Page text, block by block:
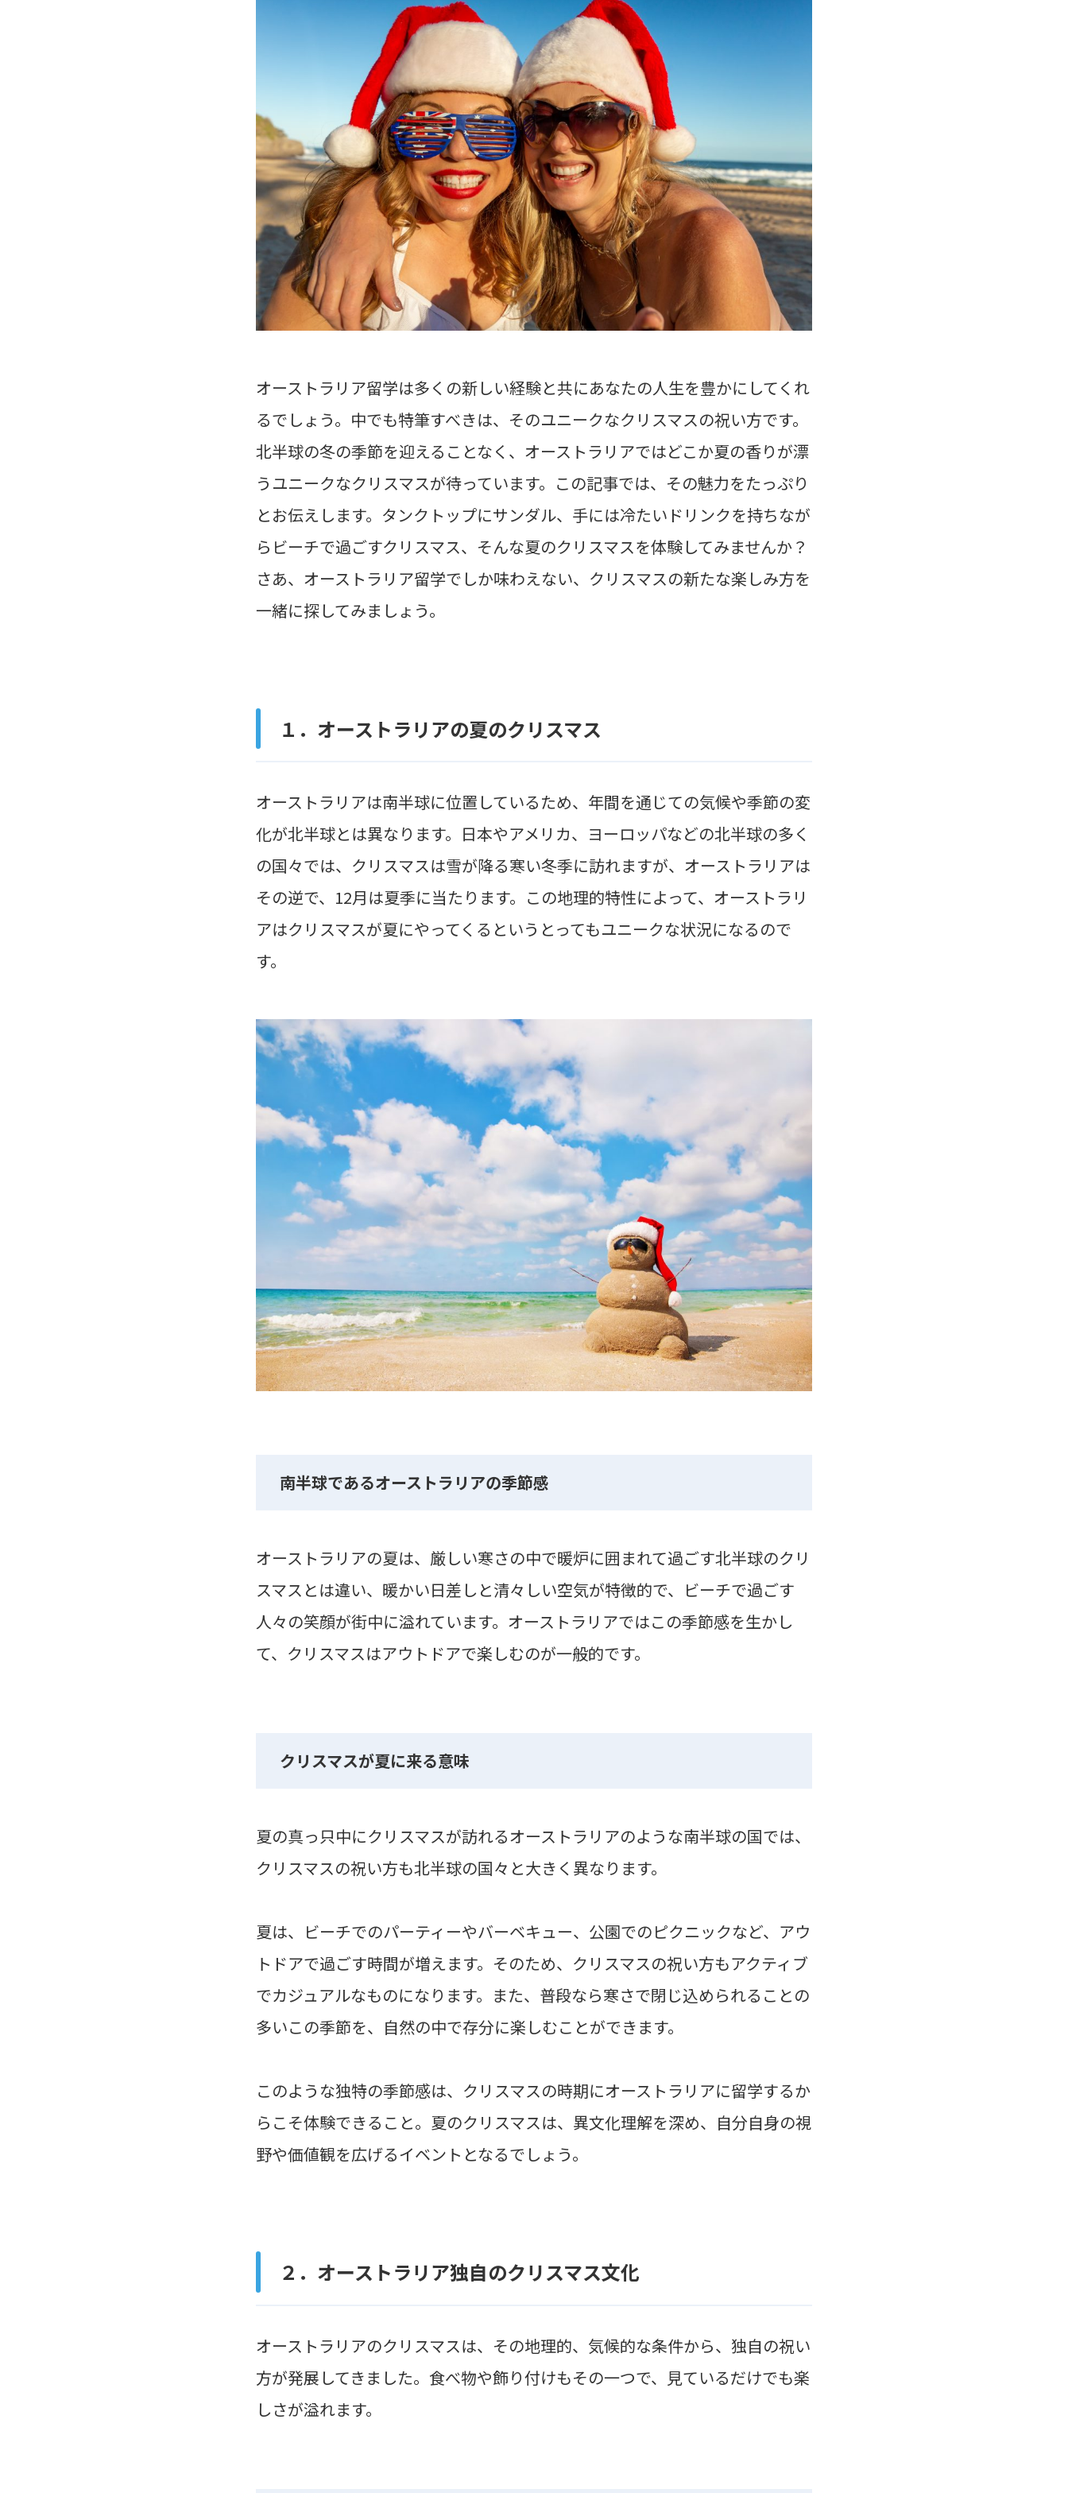
オーストラリア留学は多くの新しい経験と共にあなたの人生を豊かにしてくれ
るでしょう。中でも特筆すべきは、そのユニークなクリスマスの祝い方です。
北半球の冬の季節を迎えることなく、オーストラリアではどこか夏の香りが漂
うユニークなクリスマスが待っています。この記事では、その魅力をたっぷり
とお伝えします。タンクトップにサンダル、手には冷たいドリンクを持ちなが
らビーチで過ごすクリスマス、そんな夏のクリスマスを体験してみませんか？
さあ、オーストラリア留学でしか味わえない、クリスマスの新たな楽しみ方を
一緒に探してみましょう。
１．オーストラリアの夏のクリスマス
オーストラリアは南半球に位置しているため、年間を通じての気候や季節の変
化が北半球とは異なります。日本やアメリカ、ヨーロッパなどの北半球の多く
の国々では、クリスマスは雪が降る寒い冬季に訪れますが、オーストラリアは
その逆で、12月は夏季に当たります。この地理的特性によって、オーストラリ
アはクリスマスが夏にやってくるというとってもユニークな状況になるので
す。
南半球であるオーストラリアの季節感
オーストラリアの夏は、厳しい寒さの中で暖炉に囲まれて過ごす北半球のクリ
スマスとは違い、暖かい日差しと清々しい空気が特徴的で、ビーチで過ごす
人々の笑顔が街中に溢れています。オーストラリアではこの季節感を生かし
て、クリスマスはアウトドアで楽しむのが一般的です。
クリスマスが夏に来る意味
夏の真っ只中にクリスマスが訪れるオーストラリアのような南半球の国では、
クリスマスの祝い方も北半球の国々と大きく異なります。
夏は、ビーチでのパーティーやバーベキュー、公園でのピクニックなど、アウ
トドアで過ごす時間が増えます。そのため、クリスマスの祝い方もアクティブ
でカジュアルなものになります。また、普段なら寒さで閉じ込められることの
多いこの季節を、自然の中で存分に楽しむことができます。
このような独特の季節感は、クリスマスの時期にオーストラリアに留学するか
らこそ体験できること。夏のクリスマスは、異文化理解を深め、自分自身の視
野や価値観を広げるイベントとなるでしょう。
２．オーストラリア独自のクリスマス文化
オーストラリアのクリスマスは、その地理的、気候的な条件から、独自の祝い
方が発展してきました。食べ物や飾り付けもその一つで、見ているだけでも楽
しさが溢れます。